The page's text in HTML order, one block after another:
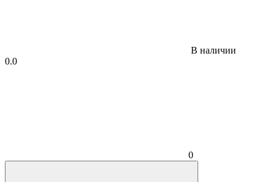
В наличии
0.0
0